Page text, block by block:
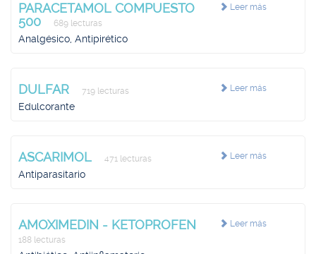
Leer más
PARACETAMOL COMPUESTO
500
689 lecturas
Analgésico, Antipirético
Leer más
DULFAR 719 lecturas
Edulcorante
Leer más
ASCARIMOL 471 lecturas
Antiparasitario
Leer más
AMOXIMEDIN - KETOPROFEN
188 lecturas